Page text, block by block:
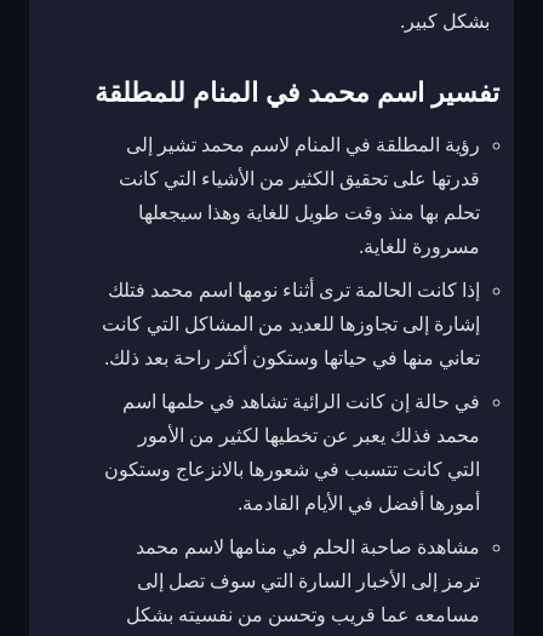
بشكل كبير.
تفسير اسم محمد في المنام للمطلقة
رؤية المطلقة في المنام لاسم محمد تشير إلى
قدرتها على تحقيق الكثير من الأشياء التي كانت
تحلم بها منذ وقت طويل للغاية وهذا سيجعلها
مسرورة للغاية.
إذا كانت الحالمة ترى أثناء نومها اسم محمد فتلك
إشارة إلى تجاوزها للعديد من المشاكل التي كانت
تعاني منها في حياتها وستكون أكثر راحة بعد ذلك.
في حالة إن كانت الرائية تشاهد في حلمها اسم
محمد فذلك يعبر عن تخطيها لكثير من الأمور
التي كانت تتسبب في شعورها بالانزعاج وستكون
أمورها أفضل في الأيام القادمة.
مشاهدة صاحبة الحلم في منامها لاسم محمد
ترمز إلى الأخبار السارة التي سوف تصل إلى
مسامعه عما قريب وتحسن من نفسيته بشكل